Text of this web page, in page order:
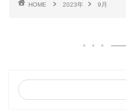
HOME 2023年 9月